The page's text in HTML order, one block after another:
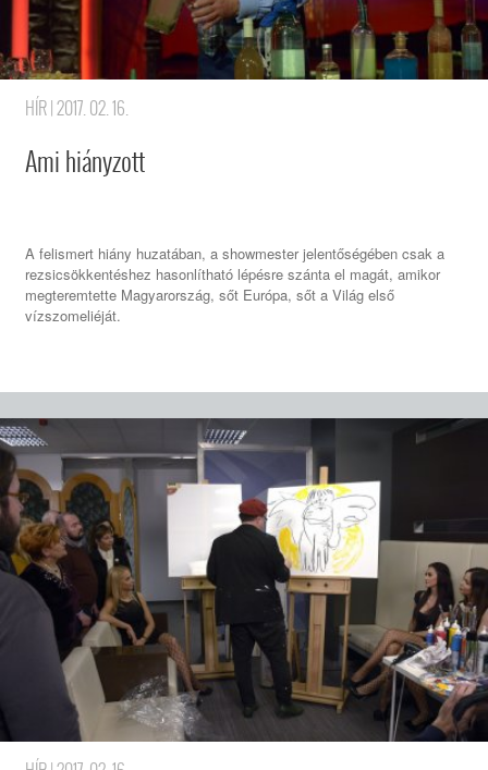
HÍR| 2017. 02. 16.
Ami hiányzott
A felismert hiány huzatában, a showmester jelentőségében csak a
rezsicsökkentéshez hasonlítható lépésre szánta el magát, amikor
megteremtette Magyarország, sőt Európa, sőt a Világ első
vízszomeliéját.